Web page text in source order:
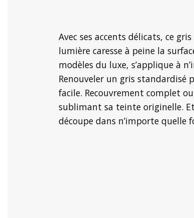
Avec ses accents délicats, ce
lumière caresse à peine la
modèles du luxe, s’applique à
Renouveler un gris standardisé
facile. Recouvrement complet
sublimant sa teinte originelle.
découpe dans n’importe quelle